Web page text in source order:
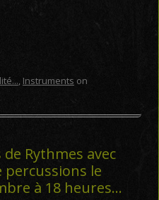
, Instruments on
Rythmes avec
le
à 18 heures…